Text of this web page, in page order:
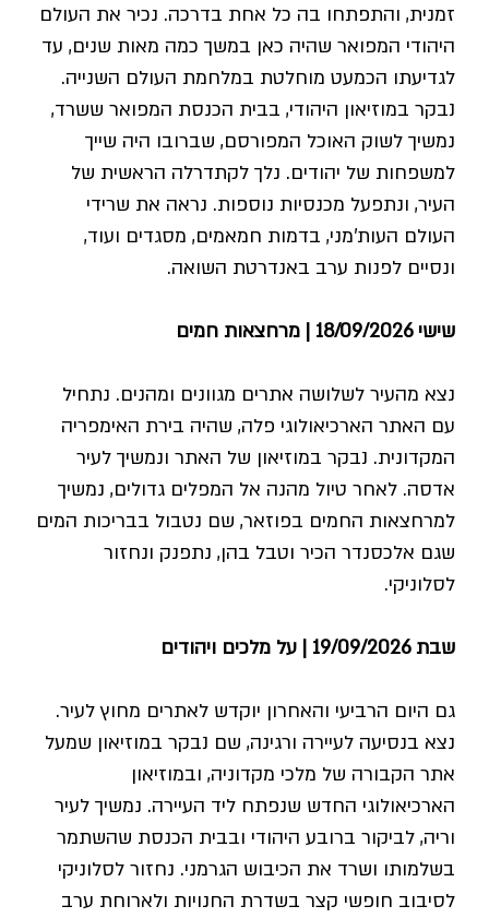
זמנית, והתפתחו בה כל אחת בדרכה. נכיר את העולם
היהודי המפואר שהיה כאן במשך כמה מאות שנים, עד
לגדיעתו הכמעט מוחלטת במלחמת העולם השנייה.
נבקר במוזיאון היהודי, בבית הכנסת המפואר ששרד,
נמשיך לשוק האוכל המפורסם, שברובו היה שייך
למשפחות של יהודים. נלך לקתדרלה הראשית של
העיר, ונתפעל מכנסיות נוספות. נראה את שרידי
העולם העות'מני, בדמות חמאמים, מסגדים ועוד,
ונסיים לפנות ערב באנדרטת השואה.
שישי 18/09/2026 | מרחצאות חמים
נצא מהעיר לשלושה אתרים מגוונים ומהנים. נתחיל
עם האתר הארכיאולוגי פלה, שהיה בירת האימפריה
המקדונית. נבקר במוזיאון של האתר ונמשיך לעיר
אדסה. לאחר טיול מהנה אל המפלים גדולים, נמשיך
למרחצאות החמים בפוזאר, שם נטבול בבריכות המים
שגם אלכסנדר הכיר וטבל בהן, נתפנק ונחזור
לסלוניקי.
שבת 19/09/2026 | על מלכים ויהודים
גם היום הרביעי והאחרון יוקדש לאתרים מחוץ לעיר.
נצא בנסיעה לעיירה ורגינה, שם נבקר במוזיאון שמעל
אתר הקבורה של מלכי מקדוניה, ובמוזיאון
הארכיאולוגי החדש שנפתח ליד העיירה. נמשיך לעיר
וריה, לביקור ברובע היהודי ובבית הכנסת שהשתמר
בשלמותו ושרד את הכיבוש הגרמני. נחזור לסלוניקי
לסיבוב חופשי קצר בשדרת החנויות ולארוחת ערב